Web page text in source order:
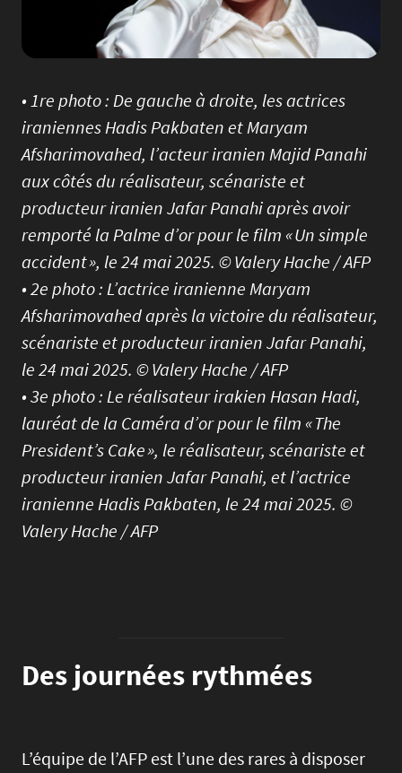
• 1re photo : De gauche à droite, les actrices
iraniennes Hadis Pakbaten et Maryam
Afsharimovahed, l’acteur iranien Majid Panahi
aux côtés du réalisateur, scénariste et
producteur iranien Jafar Panahi après avoir
remporté la Palme d’or pour le film « Un simple
accident », le 24 mai 2025. © Valery Hache / AFP
• 2e photo : L’actrice iranienne Maryam
Afsharimovahed après la victoire du réalisateur,
scénariste et producteur iranien Jafar Panahi,
le 24 mai 2025. © Valery Hache / AFP
• 3e photo : Le réalisateur irakien Hasan Hadi,
lauréat de la Caméra d’or pour le film « The
President’s Cake », le réalisateur, scénariste et
producteur iranien Jafar Panahi, et l’actrice
iranienne Hadis Pakbaten, le 24 mai 2025. ©
Valery Hache / AFP
Des journées rythmées
L’équipe de l’AFP est l’une des rares à disposer